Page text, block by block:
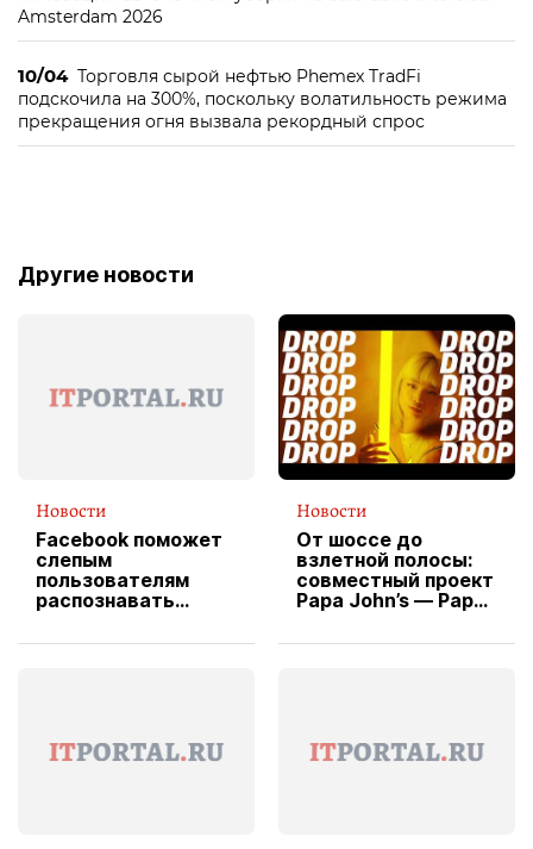
Amsterdam 2026
10/04 Торговля сырой нефтью Phemex TradFi
подскочила на 300%, поскольку волатильность режима
прекращения огня вызвала рекордный спрос
Другие новости
Новости
Facebook поможет
слепым
пользователям
распознавать
Новости
От шоссе до
взлетной полосы:
совместный проект
Papa John’s — Papa
вводит